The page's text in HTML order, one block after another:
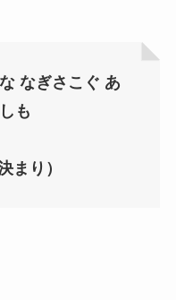
なぎさこぐ あ
も
まり）